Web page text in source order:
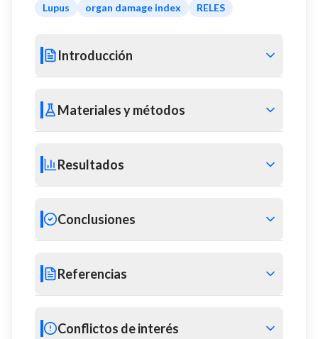
Lupus
organ damage index RELES
Introducción
Materiales y métodos
Resultados
Conclusiones
Referencias
Conflictos de interés